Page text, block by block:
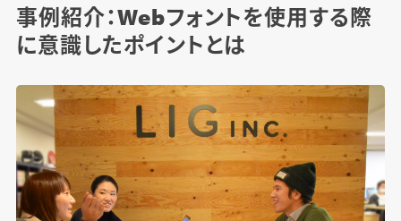
事例紹介：Webフォントを使用する際
に意識したポイントとは